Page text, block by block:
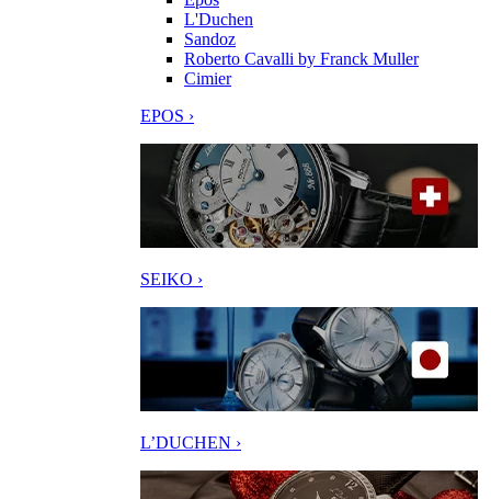
L'Duchen
Sandoz
Roberto Cavalli by Franck Muller
Cimier
EPOS ›
SEIKO ›
L’DUCHEN ›